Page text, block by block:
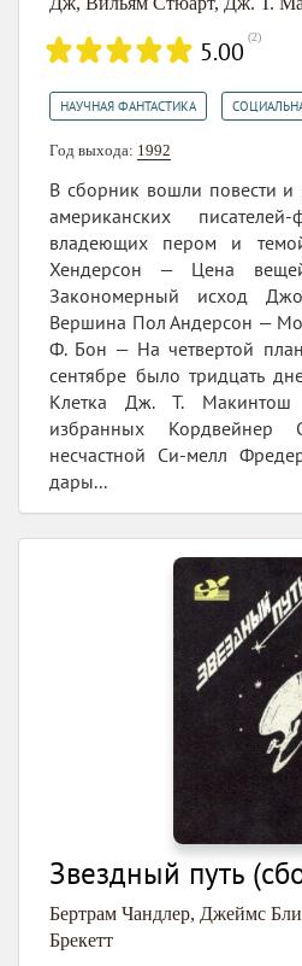
5.00 (2)
НАУЧНАЯ ФАНТАСТИКА
Год выхода: 1992
В сборник вошли повести и
американских писателей-
владеющих пером и
Хендерсон — Цена
Закономерный исход
Вершина Пол Андерсон —
Ф. Бон — На четвертой
сентябре было тридцать
Клетка Дж. Т.
избранных
несчастной Си-мелл
дары...
Звездный путь
Бертрам Чандлер, Джеймс
Брекетт